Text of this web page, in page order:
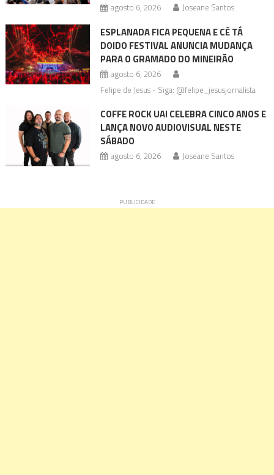
agosto 6, 2026 Joseane Santos
ESPLANADA FICA PEQUENA E CÊ TÁ
DOIDO FESTIVAL ANUNCIA MUDANÇA
PARA O GRAMADO DO MINEIRÃO
agosto 6, 2026
Felipe de Jesus - Siga: @felipe_jesusjornalista
COFFE ROCK UAI CELEBRA CINCO ANOS E
LANÇA NOVO AUDIOVISUAL NESTE
SÁBADO
agosto 6, 2026 Joseane Santos